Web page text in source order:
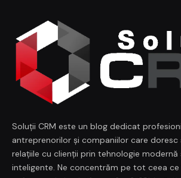
Soluții CRM este un blog dedicat
antreprenorilor și companiilor care doresc
relațiile cu clienții prin tehnologie modernă
inteligente. Ne concentrăm pe tot ceea ce